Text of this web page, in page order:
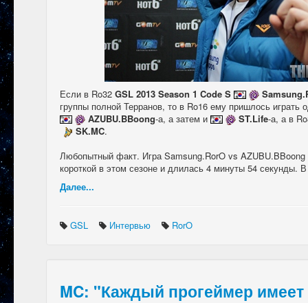
Если в Ro32 GSL 2013 Season 1 Code S
группы полной Терранов, то в Ro16 ему пришлось играть
AZUBU.BBoong-а, а затем и ST.Life-а, а в
SK.MC.
Любопытный факт. Игра Samsung.RorO vs AZUBU.BBoong
короткой в этом сезоне и длилась 4 минуты 54 секунды.
Далее...
GSL Интервью RorO
MC: "Каждый прогеймер имеет